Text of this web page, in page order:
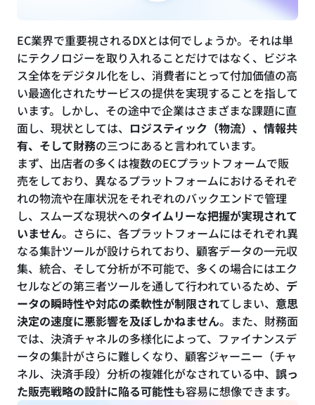
EC業界で重要視されるDXとは何でしょうか。それは単
にテクノロジーを取り入れることだけではなく、ビジネ
ス全体をデジタル化をし、消費者にとって付加価値の高
い最適化されたサービスの提供を実現することを指して
います。しかし、その途中で企業はさまざまな課題に直
面し、現状としては、 ロジスティック（物流）、情報共
有、そして財務の三つにあると言われています。
まず、出店者の多くは複数のECプラットフォームで販
売をしており、異なるプラットフォームにおけるそれぞ
れの物流や在庫状況をそれぞれのバックエンドで管理
し、スムーズな現状へのタイムリーな把握が実現されて
いません。さらに、各プラットフォームにはそれぞれ異
なる集計ツールが設けられており、顧客データの一元収
集、統合、そして分析が不可能で、多くの場合にはエク
セルなどの第三者ツールを通して行われているため、 デ
ータの瞬時性や対応の柔軟性が制限されてしまい、 意思
決定の速度に悪影響を及ぼしかねません。また、財務面
では、決済チャネルの多様化によって、ファイナンスデ
ータの集計がさらに難しくなり、顧客ジャーニー（チャ
ネル、決済手段）分析の複雑化がなされている中、 誤っ
た販売戦略の設計に陥る可能性も容易に想像できます。